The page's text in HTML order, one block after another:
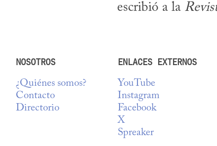
escribió a la
NOSOTROS
¿Quiénes somos?
Contacto
Directorio
ENLACES EXTERNOS
YouTube
Instagram
Facebook
X
Spreaker